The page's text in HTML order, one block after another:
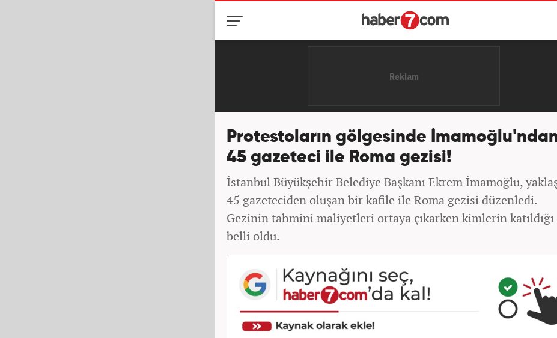
Protestoların gölgesinde
45 gazeteci ile Roma gezisi!
İstanbul Büyükşehir Belediye Başkanı Ekrem İmamoğlu,
45 gazeteciden oluşan bir kafile ile Roma gezisi düzenledi.
Gezinin tahmini maliyetleri ortaya çıkarken kimlerin katıldığı
belli oldu.